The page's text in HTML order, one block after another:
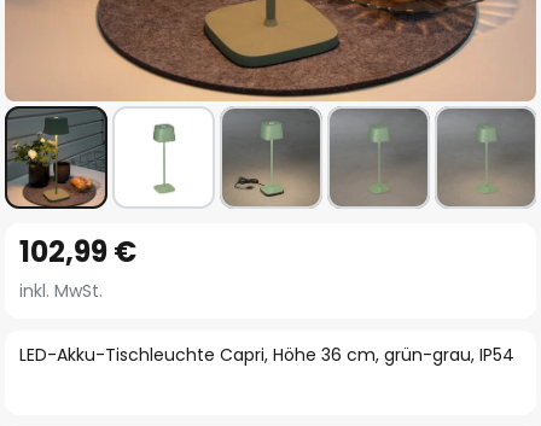
Anfang
der
springen
LED-Akku-Tischleuchte Capri, Höhe 36 cm, grün-grau, IP54
102,99 €
inkl. MwSt.